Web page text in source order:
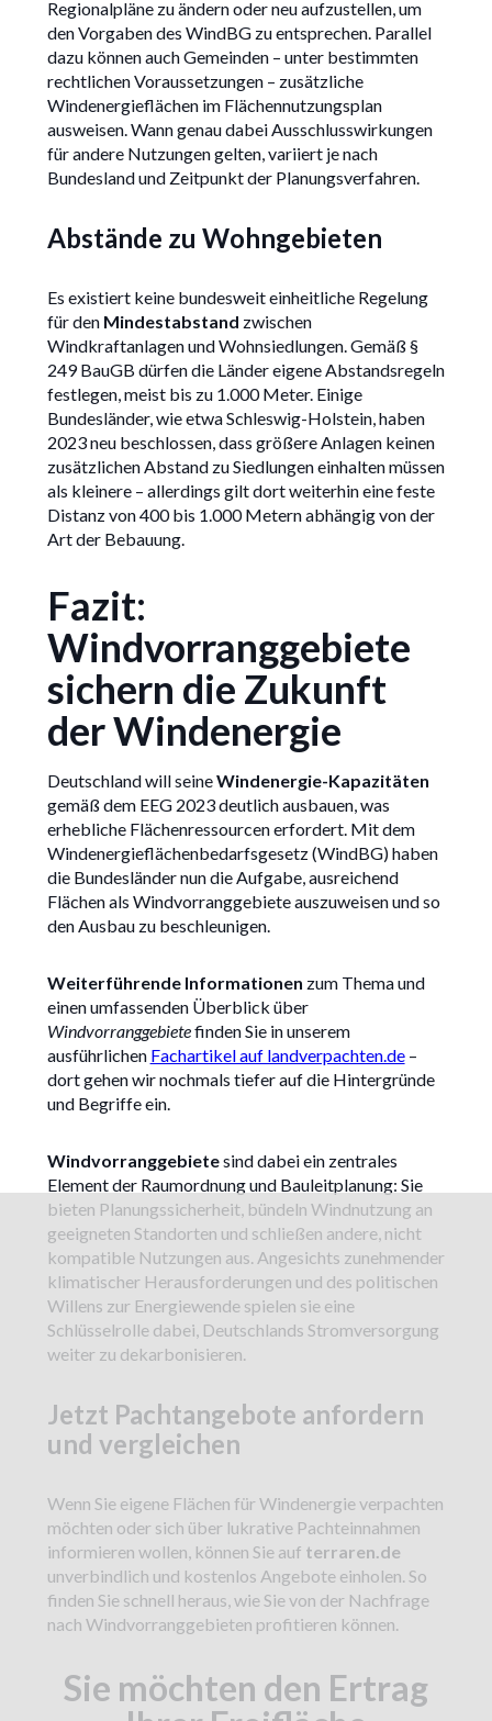
Regionalpläne zu ändern oder neu aufzustellen, um
den Vorgaben des WindBG zu entsprechen. Parallel
dazu können auch Gemeinden – unter bestimmten
rechtlichen Voraussetzungen – zusätzliche
Windenergieflächen im Flächennutzungsplan
ausweisen. Wann genau dabei Ausschlusswirkungen
für andere Nutzungen gelten, variiert je nach
Bundesland und Zeitpunkt der Planungsverfahren.
Abstände zu Wohngebieten
Es existiert keine bundesweit einheitliche Regelung
für den Mindestabstand zwischen
Windkraftanlagen und Wohnsiedlungen. Gemäß §
249 BauGB dürfen die Länder eigene Abstandsregeln
festlegen, meist bis zu 1.000 Meter. Einige
Bundesländer, wie etwa Schleswig-Holstein, haben
2023 neu beschlossen, dass größere Anlagen keinen
zusätzlichen Abstand zu Siedlungen einhalten müssen
als kleinere – allerdings gilt dort weiterhin eine feste
Distanz von 400 bis 1.000 Metern abhängig von der
Art der Bebauung.
Fazit:
Windvorranggebiete
sichern die Zukunft
der Windenergie
Deutschland will seineWindenergie-Kapazitäten
gemäß dem EEG 2023 deutlich ausbauen, was
erhebliche Flächenressourcen erfordert. Mit dem
Windenergieflächenbedarfsgesetz (WindBG) haben
die Bundesländer nun die Aufgabe, ausreichend
Flächen als Windvorranggebiete auszuweisen und so
den Ausbau zu beschleunigen.
Weiterführende Informationen zum Thema und
einen umfassenden Überblick über
Windvorranggebietefinden Sie in unserem
ausführlichen Fachartikel auf landverpachten.de–
dort gehen wir nochmals tiefer auf die Hintergründe
und Begriffe ein.
Windvorranggebietesind dabei ein zentrales
Element der Raumordnung und Bauleitplanung: Sie
bieten Planungssicherheit, bündeln Windnutzung an
geeigneten Standorten und schließen andere, nicht
kompatible Nutzungen aus. Angesichts zunehmender
klimatischer Herausforderungen und des politischen
Willens zur Energiewende spielen sie eine
Schlüsselrolle dabei, Deutschlands Stromversorgung
weiter zu dekarbonisieren.
Jetzt Pachtangebote anfordern
und vergleichen
Wenn Sie eigene Flächen für Windenergie verpachten
möchten oder sich über lukrative Pachteinnahmen
informieren wollen, können Sie auf terraren.de
unverbindlich und kostenlos Angebote einholen. So
finden Sie schnell heraus, wie Sie von der Nachfrage
nach Windvorranggebieten profitieren können.
Sie möchten den Ertrag